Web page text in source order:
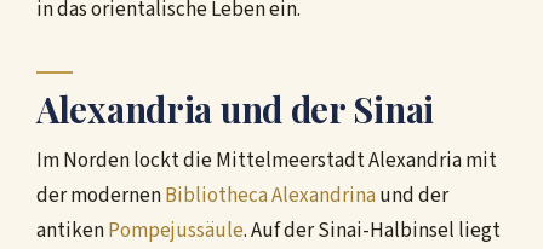
in das orientalische Leben ein.
Alexandria und der Sinai
Im Norden lockt die Mittelmeerstadt Alexandria mit
der modernenBibliotheca Alexandrinaund der
antikenPompejussäule. Auf der Sinai-Halbinsel liegt